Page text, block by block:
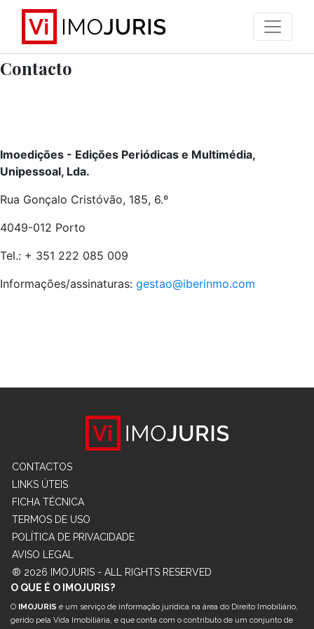
>
Contacto
Imoedições - Edições Periódicas e Multimédia,
Unipessoal, Lda.
Rua Gonçalo Cristóvão, 185, 6.º
4049-012 Porto
Tel.: + 351 222 085 009
Informações/assinaturas: gestao@iberinmo.com
CONTACTOS
LINKS ÚTEIS
FICHA TÉCNICA
TERMOS DE USO
POLÍTICA DE PRIVACIDADE
AVISO LEGAL
® 2026 IMOJURIS - ALL RIGHTS RESERVED
O QUE É O IMOJURIS?
O IMOJURIS é um serviço de informação jurídica na área do Direito Imobiliário,
gerido pela Vida Imobiliária, e que conta com o contributo de um conjunto de